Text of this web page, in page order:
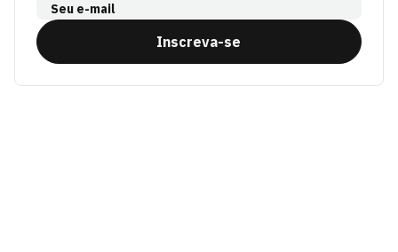
Seu e-mail
Inscreva-se